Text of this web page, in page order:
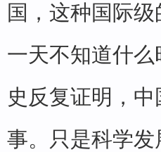
国，这种国际
一天不知道什
史反复证明，
事。只是科学